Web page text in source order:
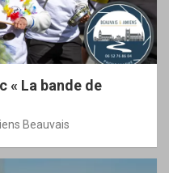
« La bande de
Beauvais